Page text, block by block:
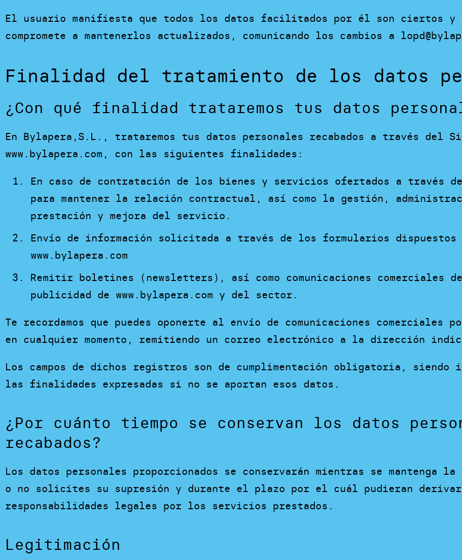
El usuario manifiesta que todos los datos facilitados por él son ciertos y
compromete a mantenerlos actualizados, comunicando los cambios a
Finalidad del tratamiento de los datos
¿Con qué finalidad trataremos tus datos
En Bylapera,S.L., trataremos tus datos personales recabados a través del
www.bylapera.com, con las siguientes finalidades:
En caso de contratación de los bienes y servicios ofertados a través de
para mantener la relación contractual, así como la gestión,
prestación y mejora del servicio.
Envío de información solicitada a través de los formularios dispuestos
www.bylapera.com
Remitir boletines (newsletters), así como comunicaciones comerciales
publicidad de www.bylapera.com y del sector.
Te recordamos que puedes oponerte al envío de comunicaciones comerciales
en cualquier momento, remitiendo un correo electrónico a la dirección
Los campos de dichos registros son de cumplimentación obligatoria, siendo
las finalidades expresadas si no se aportan esos datos.
¿Por cuánto tiempo se conservan los datos
recabados?
Los datos personales proporcionados se conservarán mientras se mantenga
o no solicites su supresión y durante el plazo por el cuál pudieran
responsabilidades legales por los servicios prestados.
Legitimación